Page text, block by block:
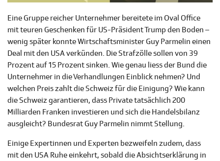
Eine Gruppe reicher Unternehmer bereitete im Oval Office
mit teuren Geschenken für US-Präsident Trump den Boden –
wenig später konnte Wirtschaftsminister Guy Parmelin einen
Deal mit den USA verkünden. Die Strafzölle sollen von 39
Prozent auf 15 Prozent sinken. Wie genau liess der Bund die
Unternehmer in die Verhandlungen Einblick nehmen? Und
welchen Preis zahlt die Schweiz für die Einigung? Wie kann
die Schweiz garantieren, dass Private tatsächlich 200
Milliarden Franken investieren und sich die Handelsbilanz
ausgleicht? Bundesrat Guy Parmelin nimmt Stellung.
Einige Expertinnen und Experten bezweifeln zudem, dass
mit den USA Ruhe einkehrt, sobald die Absichtserklärung in